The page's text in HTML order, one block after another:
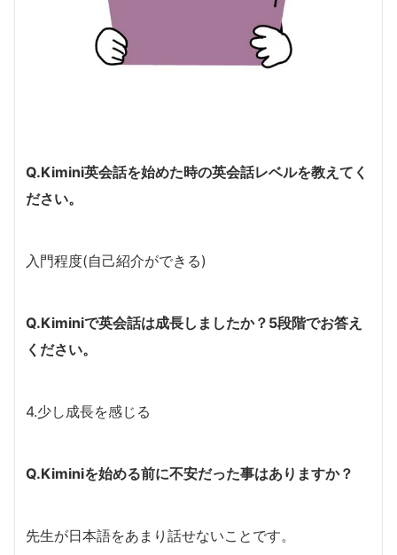
Q.Kimini英会話を始めた時の英会話レベルを教えてく
ださい。
入門程度(自己紹介ができる)
Q.Kiminiで英会話は成長しましたか？5段階でお答え
ください。
4.少し成長を感じる
Q.Kiminiを始める前に不安だった事はありますか？
先生が日本語をあまり話せないことです。